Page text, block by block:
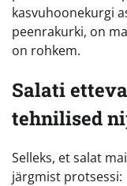
kasvuhoonekurgi
peenrakurki, on
on rohkem.
Salati
tehnilised
Selleks, et salat
järgmist protsessi: